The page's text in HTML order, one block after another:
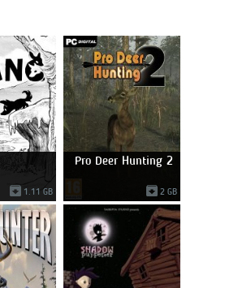
1.11 GB
Pro Deer Hunting 2
2 GB